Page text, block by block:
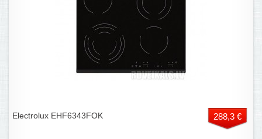
Electrolux EHF6343FOK 288,3 €